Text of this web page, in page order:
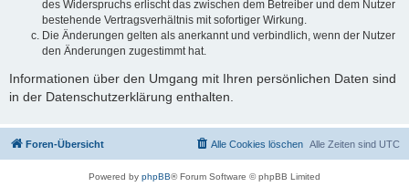
des Widerspruchs erlischt das zwischen dem Betreiber und dem Nutzer
bestehende Vertragsverhältnis mit sofortiger Wirkung.
Die Änderungen gelten als anerkannt und verbindlich, wenn der Nutzer
den Änderungen zugestimmt hat.
Informationen über den Umgang mit Ihren persönlichen Daten sind
in der Datenschutzerklärung enthalten.
Foren-Übersicht Alle Zeiten sind UTC
Alle Cookies löschen
Powered by phpBB® Forum Software © phpBB Limited